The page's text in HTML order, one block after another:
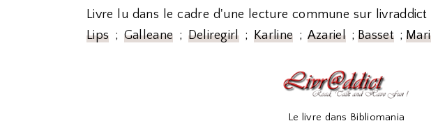
Livre lu dans le cadre d'une lecture commune sur livraddict
Lips ; Galleane ; Deliregirl;Karline ; Azariel;Basset;
Le livre dans Bibliomania